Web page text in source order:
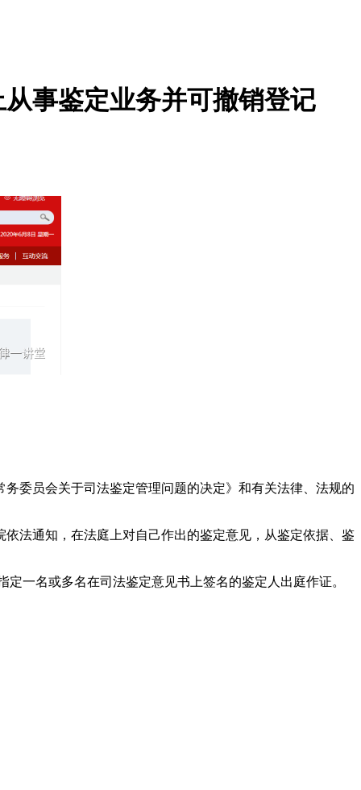
事鉴定业务并可撤销登记
委员会关于司法鉴定管理问题的决定》和有关法律、法规的
法通知，在法庭上对自己作出的鉴定意见，从鉴定依据、鉴
名或多名在司法鉴定意见书上签名的鉴定人出庭作证。